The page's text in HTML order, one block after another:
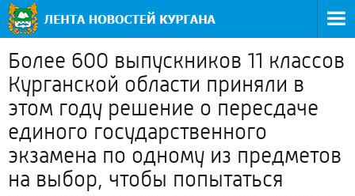
Более 600 выпускников 11 классов
Курганской области приняли в
этом году решение о пересдаче
единого государственного
экзамена по одному из предметов
на выбор, чтобы попытаться